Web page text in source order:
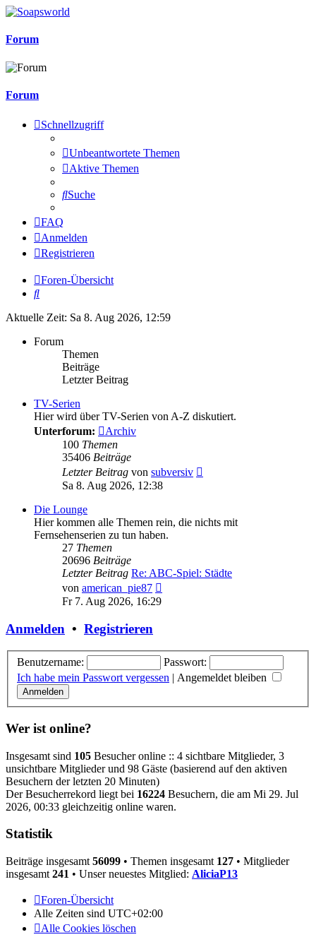
Forum
Forum
Schnellzugriff
Unbeantwortete Themen
Aktive Themen
Suche
FAQ
Anmelden
Registrieren
Foren-Übersicht
Suche
Aktuelle Zeit: Sa 8. Aug 2026, 12:59
Forum
Themen
Beiträge
Letzter Beitrag
TV-Serien
Hier wird über TV-Serien von A-Z diskutiert.
Unterforum:
Archiv
100 Themen
35406 Beiträge
Letzter Beitrag von subversiv
Sa 8. Aug 2026, 12:38
Die Lounge
Hier kommen alle Themen rein, die nichts mit
Fernsehenserien zu tun haben.
27 Themen
20696 Beiträge
Letzter Beitrag Re: ABC-Spiel: Städte
von american_pie87
Fr 7. Aug 2026, 16:29
Anmelden • Registrieren
Benutzername:
Passwort:
Ich habe mein Passwort vergessen | Angemeldet bleiben
Wer ist online?
Insgesamt sind 105 Besucher online :: 4 sichtbare Mitglieder, 3
unsichtbare Mitglieder und 98 Gäste (basierend auf den aktiven
Besuchern der letzten 20 Minuten)
Der Besucherrekord liegt bei 16224 Besuchern, die am Mi 29. Jul
2026, 00:33 gleichzeitig online waren.
Statistik
Beiträge insgesamt 56099 • Themen insgesamt 127 • Mitglieder
insgesamt 241 • Unser neuestes Mitglied: AliciaP13
Foren-Übersicht
Alle Zeiten sind UTC+02:00
Alle Cookies löschen